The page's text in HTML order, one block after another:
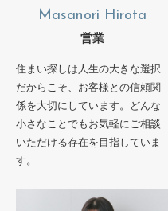
Masanori Hirota
営業
住まい探しは人生の大きな選択
だからこそ、お客様との信頼関
係を大切にしています。どんな
小さなことでもお気軽にご相談
いただける存在を目指していま
す。